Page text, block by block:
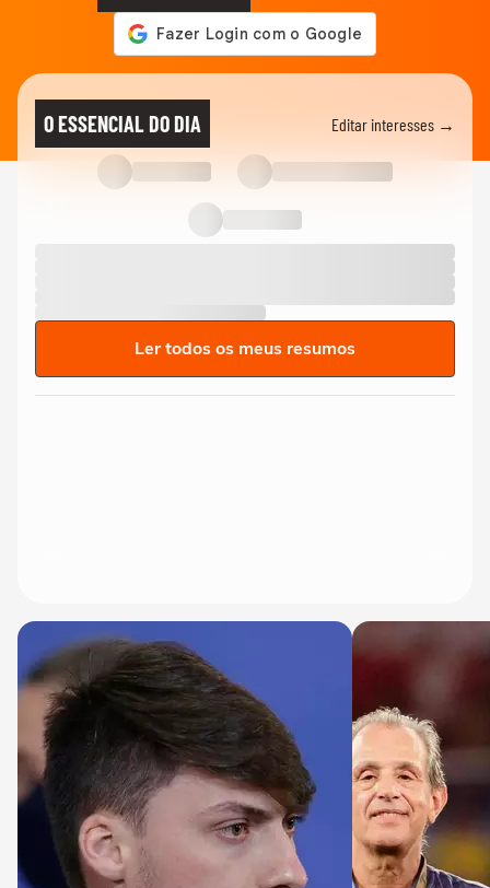
O ESSENCIAL DO DIA Editar interesses →
Ler todos os meus resumos